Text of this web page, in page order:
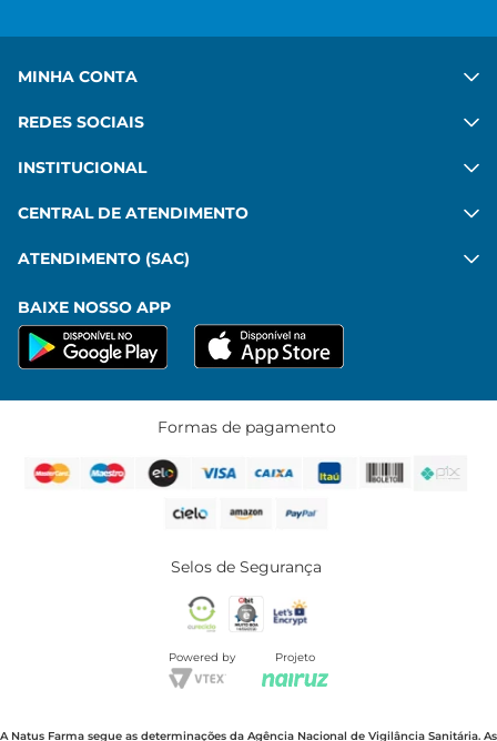
MINHA CONTA
REDES SOCIAIS
INSTITUCIONAL
CENTRAL DE ATENDIMENTO
ATENDIMENTO (SAC)
BAIXE NOSSO APP
Formas de pagamento
Selos de Segurança
Powered by Projeto
A Natus Farma segue as determinações da Agência Nacional de Vigilância Sanitária. As